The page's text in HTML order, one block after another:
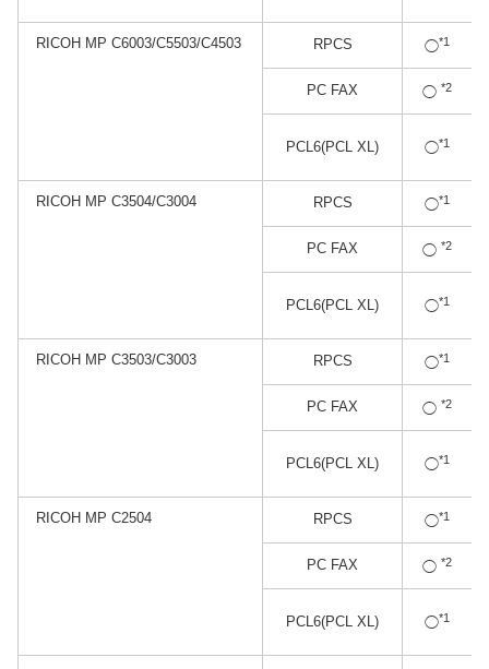
RICOH MP C6003/C5503/C4503 RPCS ◯*1
PC FAX ◯ *2
PCL6(PCL XL) ◯*1
RICOH MP C3504/C3004 RPCS ◯*1
PC FAX ◯ *2
PCL6(PCL XL) ◯*1
RICOH MP C3503/C3003 RPCS ◯*1
PC FAX ◯ *2
PCL6(PCL XL) ◯*1
RICOH MP C2504 RPCS ◯*1
PC FAX ◯ *2
PCL6(PCL XL) ◯*1